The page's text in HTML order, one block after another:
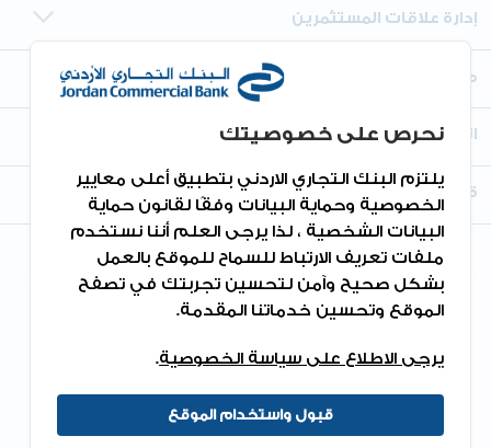
إدارة علاقات المستثمرين
معلومات أخرى
اتصل بنا
قم بتنزيل التطبيق
نحرص على خصوصيتك
يلتزم البنك التجاري الاردني بتطبيق أعلى معايير
الخصوصية وحماية البيانات وفقًا لقانون حماية
البيانات الشخصية ، لذا يرجى العلم أننا نستخدم
ملفات تعريف الارتباط للسماح للموقع بالعمل
بشكل صحيح وآمن لتحسين تجربتك في تصفح
الموقع وتحسين خدماتنا المقدمة.
يرجى الاطلاع على سياسة الخصوصية.
قبول واستخدام الموقع